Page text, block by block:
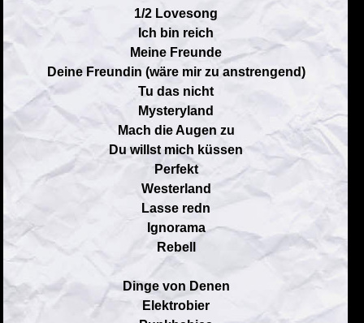
1/2 Lovesong
Ich bin reich
Meine Freunde
Deine Freundin (wäre mir zu anstrengend)
Tu das nicht
Mysteryland
Mach die Augen zu
Du willst mich küssen
Perfekt
Westerland
Lasse redn
Ignorama
Rebell
Dinge von Denen
Elektrobier